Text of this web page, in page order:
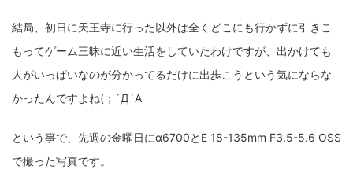
LUMIX GF9 LUMIX L10 LUMIX S1 LUMIX S9
M(Typ240) minolta MX nikki Nikon
OLYMPUS om-1 II
PEN E-P7 PENTAX
結局、初日に天王寺に行った以外は全くどこにも行かずに引きこ
もってゲーム三昧に近い生活をしていたわけですが、出かけても
人がいっぱいなのが分かってるだけに出歩こうという気にならな
かったんですよね(；´Д`A
という事で、先週の金曜日にα6700とE 18-135mm F3.5-5.6 OSS
で撮った写真です。